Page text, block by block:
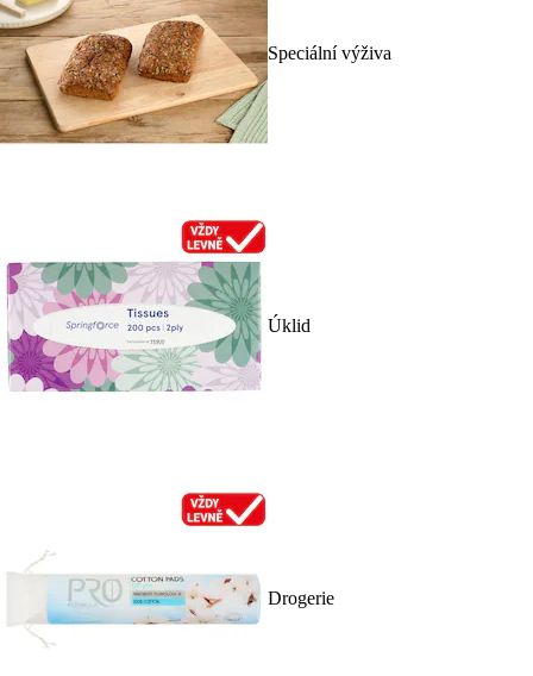
Speciální výživa
Úklid
Drogerie